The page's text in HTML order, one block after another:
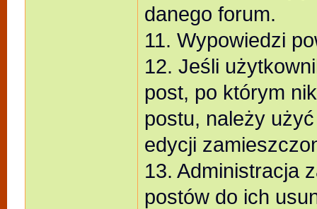
danego forum.
11. Wypowiedzi
12. Jeśli
post, po którym
postu, należy
edycji
13. Administracja
postów do ich